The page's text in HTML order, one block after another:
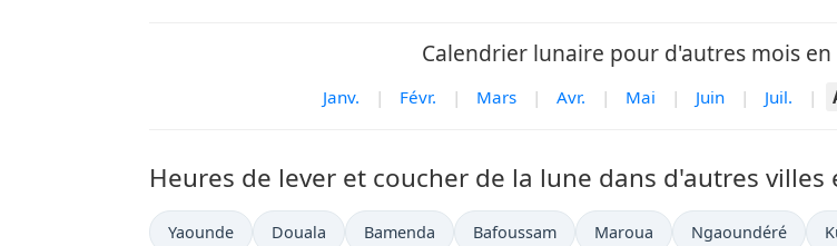
Calendrier lunaire pour d'autres mois
Janv. | Févr. | Mars | Avr. | Mai | Juin | Juil. |
Heures de lever et coucher de la lune dans d'autres villes
Yaounde Douala Bamenda Bafoussam Maroua Ngaoundéré